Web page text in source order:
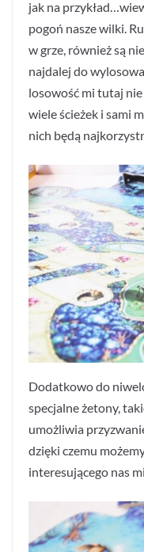
jak na
pogoń nasze wilki.
w grze, również są
najdalej do
losowość mi tutaj
wiele ścieżek i sami
nich będą
Dodatkowo do
specjalne żetony,
umożliwia
dzięki czemu
interesującego nas